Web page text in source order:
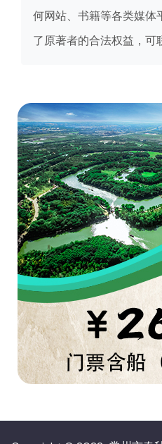
何网站、书籍等各类媒体
了原著者的合法权益，可